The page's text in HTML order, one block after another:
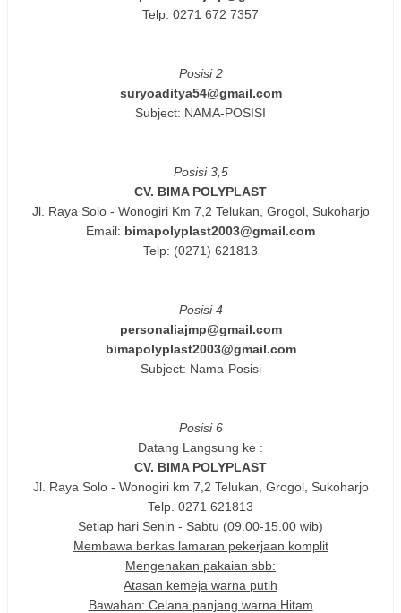
Telp: 0271 672 7357
Posisi 2
suryoaditya54@gmail.com
Subject: NAMA-POSISI
Posisi 3,5
CV. BIMA POLYPLAST
Jl. Raya Solo - Wonogiri Km 7,2 Telukan, Grogol, Sukoharjo
Email: bimapolyplast2003@gmail.com
Telp: (0271) 621813
Posisi 4
personaliajmp@gmail.com
bimapolyplast2003@gmail.com
Subject: Nama-Posisi
Posisi 6
Datang Langsung ke :
CV. BIMA POLYPLAST
Jl. Raya Solo - Wonogiri km 7,2 Telukan, Grogol, Sukoharjo
Telp. 0271 621813
Setiap hari Senin - Sabtu (09.00-15.00 wib)
Membawa berkas lamaran pekerjaan komplit
Mengenakan pakaian sbb:
Atasan kemeja warna putih
Bawahan: Celana panjang warna Hitam